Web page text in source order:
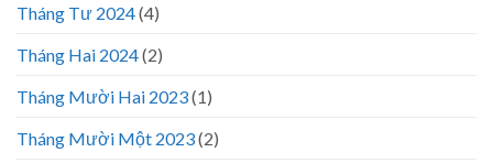
Tháng Tư 2024(4)
Tháng Hai 2024(2)
Tháng Mười Hai 2023(1)
Tháng Mười Một 2023(2)